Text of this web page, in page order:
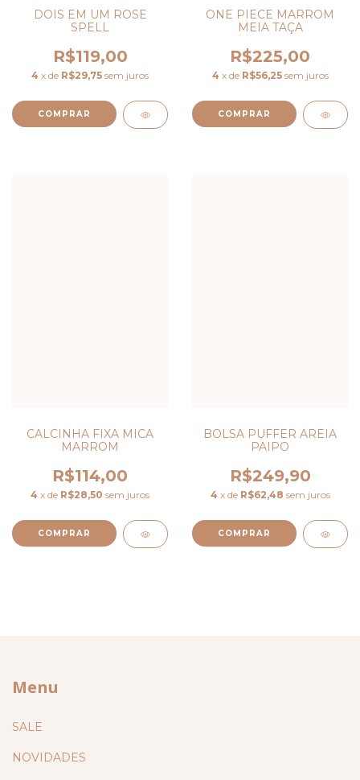
DOIS EM UM ROSE
SPELL
R$119,00
4 x de R$29,75 sem juros
COMPRAR
ONE PIECE MARROM
MEIA TAÇA
R$225,00
4 x de R$56,25 sem juros
COMPRAR
CALCINHA FIXA MICA
MARROM
R$114,00
4 x de R$28,50 sem juros
COMPRAR
BOLSA PUFFER AREIA
PAIPO
R$249,90
4 x de R$62,48 sem juros
Menu
SALE
NOVIDADES